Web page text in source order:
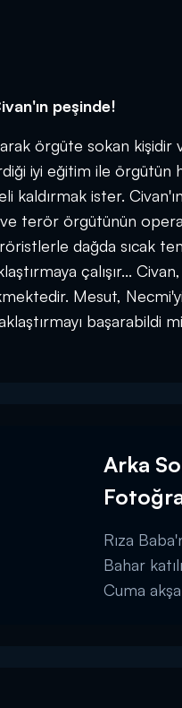
peşinde!
örgüte sokan
iyi eğitim ile örgütün
kaldırmak ister.
terör örgütünün
dağda sıcak
çalışır...
Mesut,
başarabildi
Arka
Rıza
Bahar
Cuma